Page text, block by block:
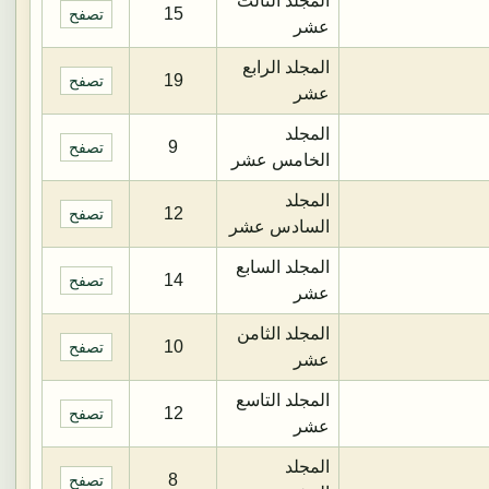
عشر
15 تصفح
المجلد الرابع
عشر
19 تصفح
المجلد
الخامس عشر
9 تصفح
المجلد
السادس عشر
12 تصفح
المجلد السابع
عشر
14 تصفح
المجلد الثامن
عشر
10 تصفح
المجلد التاسع
عشر
12 تصفح
المجلد
8 تصفح